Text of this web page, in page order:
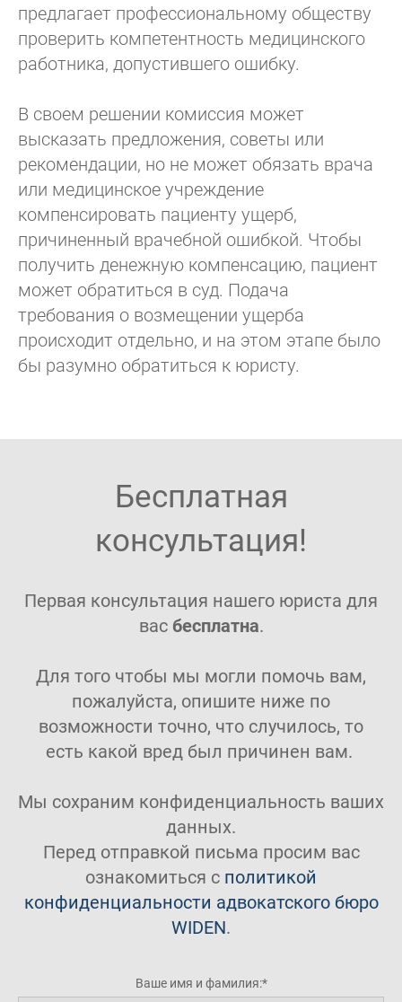
предлагает профессиональному обществу
проверить компетентность медицинского
работника, допустившего ошибку.
В своем решении комиссия может
высказать предложения, советы или
рекомендации, но не может обязать врача
или медицинское учреждение
компенсировать пациенту ущерб,
причиненный врачебной ошибкой. Чтобы
получить денежную компенсацию, пациент
может обратиться в суд. Подача
требования о возмещении ущерба
происходит отдельно, и на этом этапе было
бы разумно обратиться к юристу.
Бесплатная
консультация!
Первая консультация нашего юриста для
вас бесплатна.
Для того чтобы мы могли помочь вам,
пожалуйста, опишите ниже по
возможности точно, что случилось, то
есть какой вред был причинен вам.
Мы сохраним конфиденциальность ваших
данных.
Перед отправкой письма просим вас
ознакомиться с политикой
конфиденциальности адвокатского бюро
WIDEN.
Ваше имя и фамилия: